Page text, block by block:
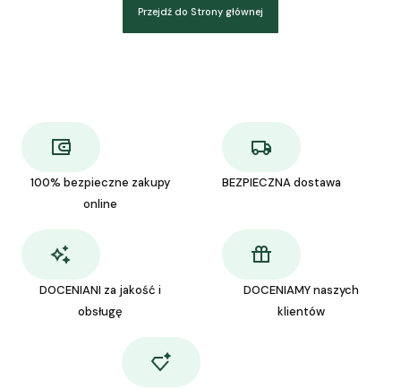
Przejdź do Strony głównej
100% bezpieczne zakupy
online
BEZPIECZNA dostawa
DOCENIANI za jakość i
obsługę
DOCENIAMY naszych
klientów